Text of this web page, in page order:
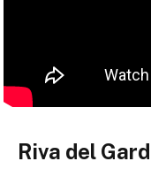
Riva del